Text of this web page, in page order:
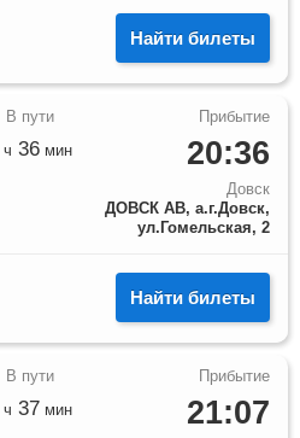
Найти билеты
20:36
Довск
ДОВСК АВ, а.г.Довск,
ул.Гомельская, 2
ч 36 мин
Найти билеты
21:07
ч 37 мин